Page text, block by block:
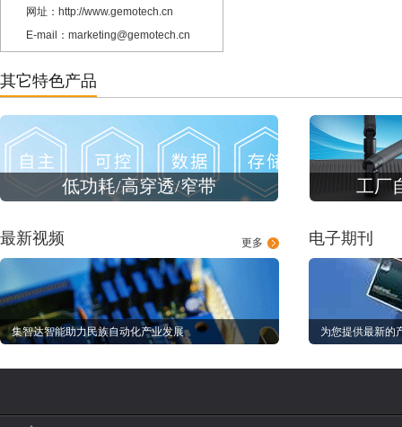
网址：http://www.gemotech.cn
E-mail：marketing@gemotech.cn
其它特色产品
低功耗/高穿透/窄带 工厂
更多
最新视频
集智达智能助力民族自动化产业发展
电子期刊
为您提供最新的